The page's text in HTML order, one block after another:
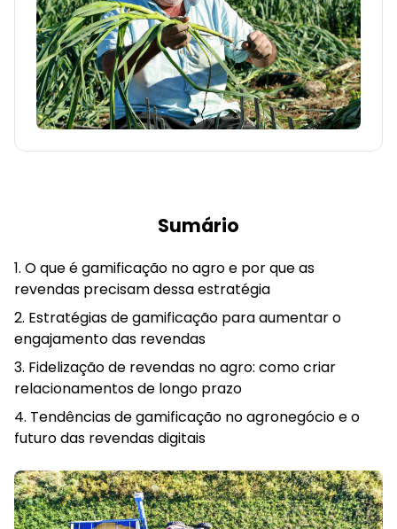
Sumário
O que é gamificação no agro e por que as
revendas precisam dessa estratégia
Estratégias de gamificação para aumentar o
engajamento das revendas
Fidelização de revendas no agro: como criar
relacionamentos de longo prazo
Tendências de gamificação no agronegócio e o
futuro das revendas digitais